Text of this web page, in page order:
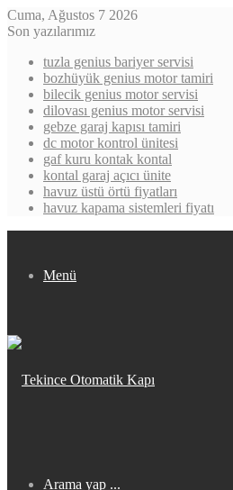
Cuma, Ağustos 7 2026
Son yazılarımız
tuzla genius bariyer servisi
bozhüyük genius motor tamiri
bilecik genius motor servisi
dilovası genius motor servisi
gebze garaj kapısı tamiri
dc motor kontrol ünitesi
gaf kuru kontak kontal
kontal garaj açıcı ünite
havuz üstü örtü fiyatları
havuz kapama sistemleri fiyatı
Menü
Arama yap ...